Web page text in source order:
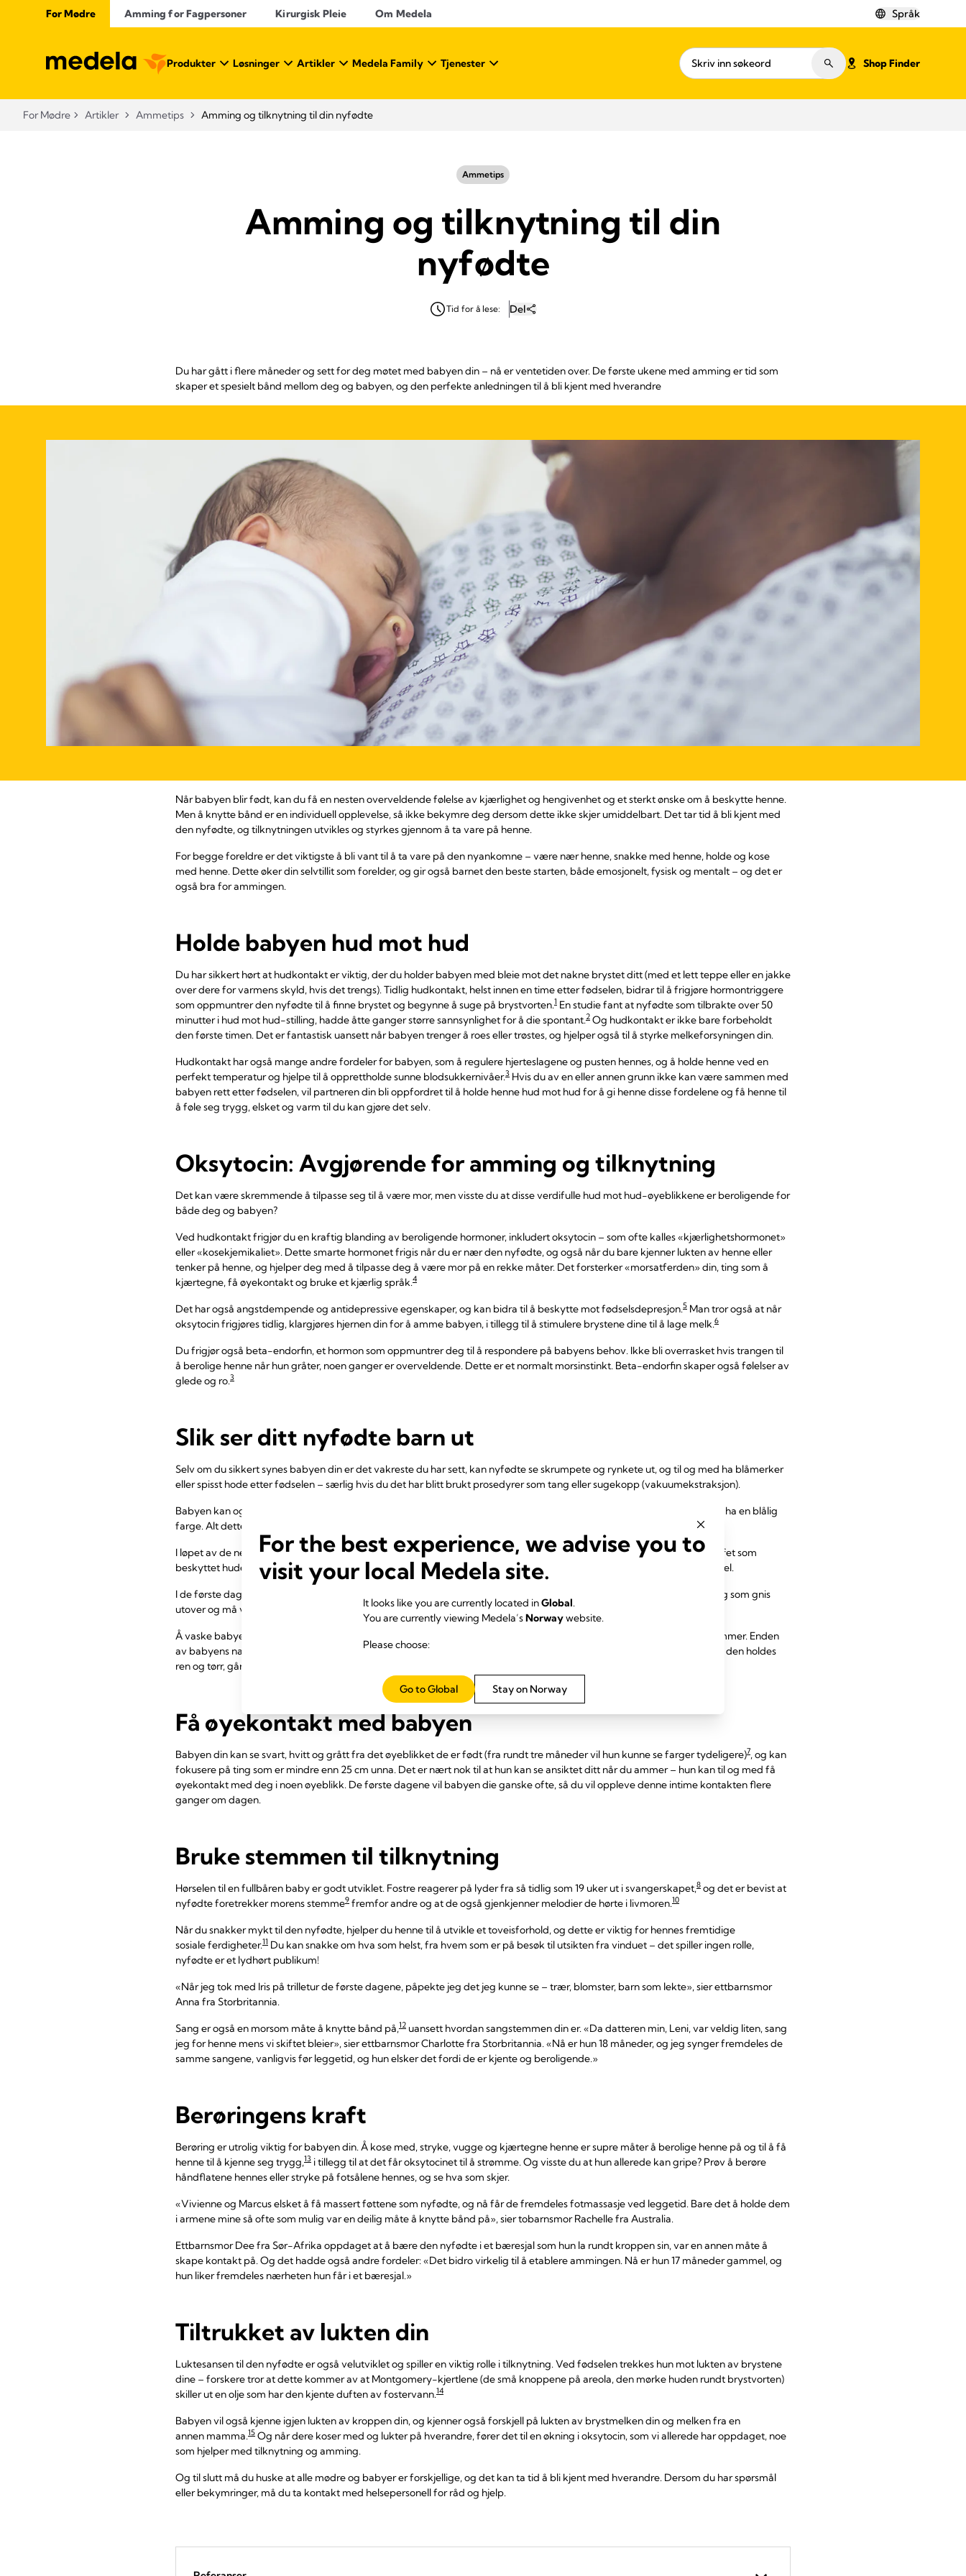
For Mødre Amming for Fagpersoner Kirurgisk Pleie Om Medela Språk
Produkter Løsninger Artikler Medela Family Tjenester Shop Finder
For Mødre Artikler Ammetips Amming og tilknytning til din nyfødte
Ammetips
Amming og tilknytning til din
nyfødte
Tid for å lese: Del
Du har gått i flere måneder og sett for deg møtet med babyen din – nå er ventetiden over. De første ukene med amming er tid som
skaper et spesielt bånd mellom deg og babyen, og den perfekte anledningen til å bli kjent med hverandre
Når babyen blir født, kan du få en nesten overveldende følelse av kjærlighet og hengivenhet og et sterkt ønske om å beskytte henne.
Men å knytte bånd er en individuell opplevelse, så ikke bekymre deg dersom dette ikke skjer umiddelbart. Det tar tid å bli kjent med
den nyfødte, og tilknytningen utvikles og styrkes gjennom å ta vare på henne.
For begge foreldre er det viktigste å bli vant til å ta vare på den nyankomne – være nær henne, snakke med henne, holde og kose
med henne. Dette øker din selvtillit som forelder, og gir også barnet den beste starten, både emosjonelt, fysisk og mentalt – og det er
også bra for ammingen.
Holde babyen hud mot hud
Du har sikkert hørt at hudkontakt er viktig, der du holder babyen med bleie mot det nakne brystet ditt (med et lett teppe eller en jakke
over dere for varmens skyld, hvis det trengs). Tidlig hudkontakt, helst innen en time etter fødselen, bidrar til å frigjøre hormontriggere
som oppmuntrer den nyfødte til å finne brystet og begynne å suge på brystvorten.1 En studie fant at nyfødte som tilbrakte over 50
minutter i hud mot hud-stilling, hadde åtte ganger større sannsynlighet for å die spontant.2 Og hudkontakt er ikke bare forbeholdt
den første timen. Det er fantastisk uansett når babyen trenger å roes eller trøstes, og hjelper også til å styrke melkeforsyningen din.
Hudkontakt har også mange andre fordeler for babyen, som å regulere hjerteslagene og pusten hennes, og å holde henne ved en
perfekt temperatur og hjelpe til å opprettholde sunne blodsukkernivåer.3 Hvis du av en eller annen grunn ikke kan være sammen med
babyen rett etter fødselen, vil partneren din bli oppfordret til å holde henne hud mot hud for å gi henne disse fordelene og få henne til
å føle seg trygg, elsket og varm til du kan gjøre det selv.
Oksytocin: Avgjørende for amming og tilknytning
Det kan være skremmende å tilpasse seg til å være mor, men visste du at disse verdifulle hud mot hud-øyeblikkene er beroligende for
både deg og babyen?
Ved hudkontakt frigjør du en kraftig blanding av beroligende hormoner, inkludert oksytocin – som ofte kalles «kjærlighetshormonet»
eller «kosekjemikaliet». Dette smarte hormonet frigis når du er nær den nyfødte, og også når du bare kjenner lukten av henne eller
tenker på henne, og hjelper deg med å tilpasse deg å være mor på en rekke måter. Det forsterker «morsatferden» din, ting som å
kjærtegne, få øyekontakt og bruke et kjærlig språk.4
Det har også angstdempende og antidepressive egenskaper, og kan bidra til å beskytte mot fødselsdepresjon.5 Man tror også at når
oksytocin frigjøres tidlig, klargjøres hjernen din for å amme babyen, i tillegg til å stimulere brystene dine til å lage melk.6
Du frigjør også beta-endorfin, et hormon som oppmuntrer deg til å respondere på babyens behov. Ikke bli overrasket hvis trangen til
å berolige henne når hun gråter, noen ganger er overveldende. Dette er et normalt morsinstinkt. Beta-endorfin skaper også følelser av
glede og ro.3
Slik ser ditt nyfødte barn ut
Selv om du sikkert synes babyen din er det vakreste du har sett, kan nyfødte se skrumpete og rynkete ut, og til og med ha blåmerker
eller spisst hode etter fødselen – særlig hvis du det har blitt brukt prosedyrer som tang eller sugekopp (vakuumekstraksjon).
Babyen kan også ha «storkebitt» – røde merker som forsvinner i løpet av noen måneder – eller hendene og føttene kan ha en blålig
farge. Alt dette er helt normalt.
I løpet av de neste få dagene vil huden hennes glatte seg ut, hodet blir rundere, og fosterfettet – det kremete, hvite stoffet som
beskyttet huden hennes i magen – vil forsvinne. Ikke prøv å vaske bort fosterfettet, da det er et naturlig fuktighetsmiddel.
I de første dagene trenger babyen bare å få vasket hodet, baken og kjønnsorganene (med mindre hun har mye avføring som gnis
utover og må vaskes av!). Du trenger ikke å bade henne.
Å vaske babyen kan være en fin måte for partneren din å knytte seg til henne på og føle seg mer involvert hvis du fullammer. Enden
av babyens navlestreng faller vanligvis av i løpet av de første to ukene. Den ser kanskje ikke særlig pen ut, men så lenge den holdes
ren og tørr, går det bra.
Få øyekontakt med babyen
Babyen din kan se svart, hvitt og grått fra det øyeblikket de er født (fra rundt tre måneder vil hun kunne se farger tydeligere)7, og kan
fokusere på ting som er mindre enn 25 cm unna. Det er nært nok til at hun kan se ansiktet ditt når du ammer – hun kan til og med få
øyekontakt med deg i noen øyeblikk. De første dagene vil babyen die ganske ofte, så du vil oppleve denne intime kontakten flere
ganger om dagen.
Bruke stemmen til tilknytning
Hørselen til en fullbåren baby er godt utviklet. Fostre reagerer på lyder fra så tidlig som 19 uker ut i svangerskapet,8 og det er bevist at
nyfødte foretrekker morens stemme9 fremfor andre og at de også gjenkjenner melodier de hørte i livmoren.10
Når du snakker mykt til den nyfødte, hjelper du henne til å utvikle et toveisforhold, og dette er viktig for hennes fremtidige
sosiale ferdigheter.11 Du kan snakke om hva som helst, fra hvem som er på besøk til utsikten fra vinduet – det spiller ingen rolle,
nyfødte er et lydhørt publikum!
«Når jeg tok med Iris på trilletur de første dagene, påpekte jeg det jeg kunne se – trær, blomster, barn som lekte», sier ettbarnsmor
Anna fra Storbritannia.
Sang er også en morsom måte å knytte bånd på,12 uansett hvordan sangstemmen din er. «Da datteren min, Leni, var veldig liten, sang
jeg for henne mens vi skiftet bleier», sier ettbarnsmor Charlotte fra Storbritannia. «Nå er hun 18 måneder, og jeg synger fremdeles de
samme sangene, vanligvis før leggetid, og hun elsker det fordi de er kjente og beroligende.»
Berøringens kraft
Berøring er utrolig viktig for babyen din. Å kose med, stryke, vugge og kjærtegne henne er supre måter å berolige henne på og til å få
henne til å kjenne seg trygg,13 i tillegg til at det får oksytocinet til å strømme. Og visste du at hun allerede kan gripe? Prøv å berøre
håndflatene hennes eller stryke på fotsålene hennes, og se hva som skjer.
«Vivienne og Marcus elsket å få massert føttene som nyfødte, og nå får de fremdeles fotmassasje ved leggetid. Bare det å holde dem
i armene mine så ofte som mulig var en deilig måte å knytte bånd på», sier tobarnsmor Rachelle fra Australia.
Ettbarnsmor Dee fra Sør-Afrika oppdaget at å bære den nyfødte i et bæresjal som hun la rundt kroppen sin, var en annen måte å
skape kontakt på. Og det hadde også andre fordeler: «Det bidro virkelig til å etablere ammingen. Nå er hun 17 måneder gammel, og
hun liker fremdeles nærheten hun får i et bæresjal.»
Tiltrukket av lukten din
Luktesansen til den nyfødte er også velutviklet og spiller en viktig rolle i tilknytning. Ved fødselen trekkes hun mot lukten av brystene
dine – forskere tror at dette kommer av at Montgomery-kjertlene (de små knoppene på areola, den mørke huden rundt brystvorten)
skiller ut en olje som har den kjente duften av fostervann.14
Babyen vil også kjenne igjen lukten av kroppen din, og kjenner også forskjell på lukten av brystmelken din og melken fra en
annen mamma.15 Og når dere koser med og lukter på hverandre, fører det til en økning i oksytocin, som vi allerede har oppdaget, noe
som hjelper med tilknytning og amming.
Og til slutt må du huske at alle mødre og babyer er forskjellige, og det kan ta tid å bli kjent med hverandre. Dersom du har spørsmål
eller bekymringer, må du ta kontakt med helsepersonell for råd og hjelp.
For the best experience, we advise you to
visit your local Medela site.
It looks like you are currently located inGlobal.
You are currently viewing Medela’sNorwaywebsite.
Please choose:
Stay on Norway
Go to Global